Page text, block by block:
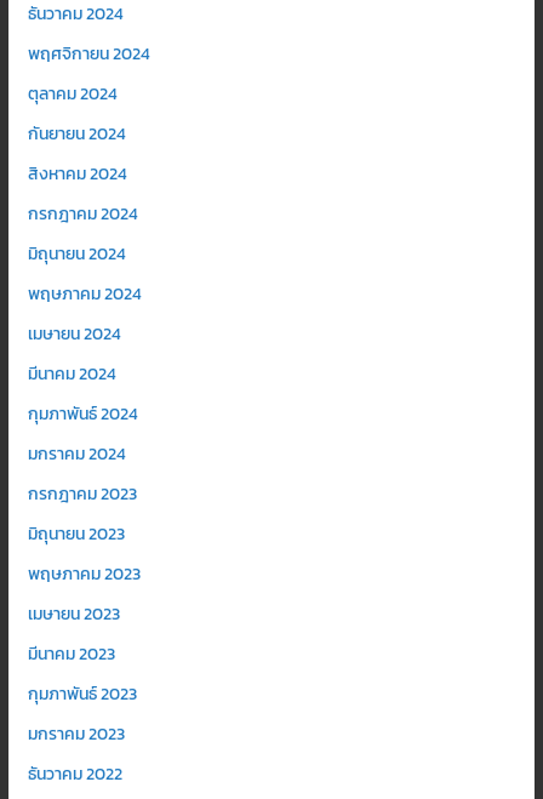
ธันวาคม 2024
พฤศจิกายน 2024
ตุลาคม 2024
กันยายน 2024
สิงหาคม 2024
กรกฎาคม 2024
มิถุนายน 2024
พฤษภาคม 2024
เมษายน 2024
มีนาคม 2024
กุมภาพันธ์ 2024
มกราคม 2024
กรกฎาคม 2023
มิถุนายน 2023
พฤษภาคม 2023
เมษายน 2023
มีนาคม 2023
กุมภาพันธ์ 2023
มกราคม 2023
ธันวาคม 2022